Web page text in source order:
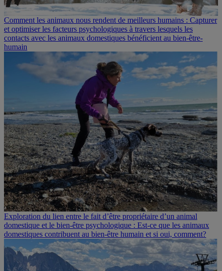
Comment les animaux nous rendent de meilleurs humains : Capturer
et optimiser les facteurs psychologiques à travers lesquels les
contacts avec les animaux domestiques bénéficient au bien-être-
humain
Exploration du lien entre le fait d’être propriétaire d’un animal
domestique et le bien-être psychologique : Est-ce que les animaux
domestiques contribuent au bien-être humain et si oui, comment?